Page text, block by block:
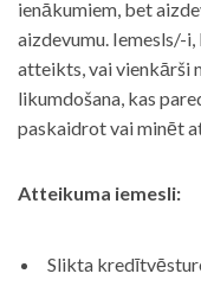
ienākumiem, bet
aizdevumu. Iemesls/-
atteikts, vai vienkārši
likumdošana, kas
paskaidrot vai minēt
Atteikuma iemesli:
Slikta